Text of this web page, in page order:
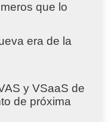
que lo
era de la
y VSaaS de
de próxima